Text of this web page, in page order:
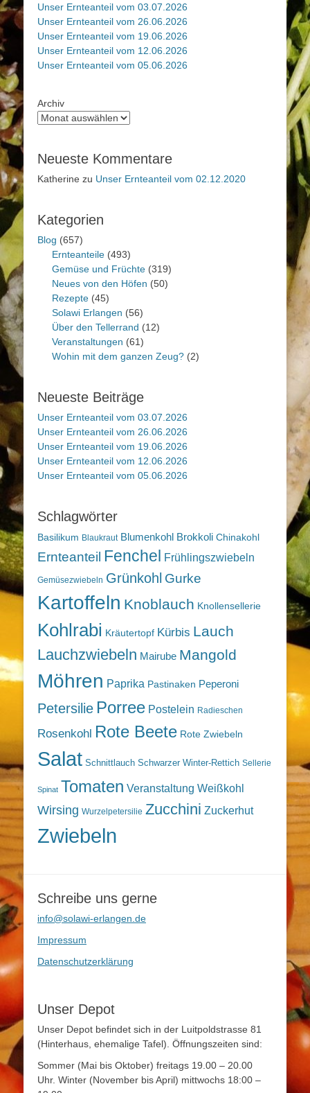
Unser Ernteanteil vom 03.07.2026
Unser Ernteanteil vom 26.06.2026
Unser Ernteanteil vom 19.06.2026
Unser Ernteanteil vom 12.06.2026
Unser Ernteanteil vom 05.06.2026
Archiv
Neueste Kommentare
Katherine zu Unser Ernteanteil vom 02.12.2020
Kategorien
Blog (657)
Ernteanteile (493)
Gemüse und Früchte (319)
Neues von den Höfen (50)
Rezepte (45)
Solawi Erlangen (56)
Über den Tellerrand (12)
Veranstaltungen (61)
Wohin mit dem ganzen Zeug? (2)
Neueste Beiträge
Unser Ernteanteil vom 03.07.2026
Unser Ernteanteil vom 26.06.2026
Unser Ernteanteil vom 19.06.2026
Unser Ernteanteil vom 12.06.2026
Unser Ernteanteil vom 05.06.2026
Schlagwörter
Basilikum Blaukraut Blumenkohl Brokkoli Chinakohl
Ernteanteil Fenchel Frühlingszwiebeln
Gemüsezwiebeln Grünkohl Gurke
Kartoffeln Knoblauch Knollensellerie
Kohlrabi Kräutertopf Kürbis Lauch
Lauchzwiebeln Mairube Mangold
Möhren Paprika Pastinaken Peperoni
Petersilie Porree Postelein Radieschen
Rosenkohl Rote Beete Rote Zwiebeln
Salat Schnittlauch Schwarzer Winter-Rettich Sellerie
Spinat Tomaten Veranstaltung Weißkohl
Wirsing Wurzelpetersilie Zucchini Zuckerhut
Zwiebeln
Schreibe uns gerne
info@solawi-erlangen.de
Impressum
Datenschutzerklärung
Unser Depot
Unser Depot befindet sich in der Luitpoldstrasse 81
(Hinterhaus, ehemalige Tafel). Öffnungszeiten sind:
Sommer (Mai bis Oktober) freitags 19.00 – 20.00
Uhr. Winter (November bis April) mittwochs 18:00 –